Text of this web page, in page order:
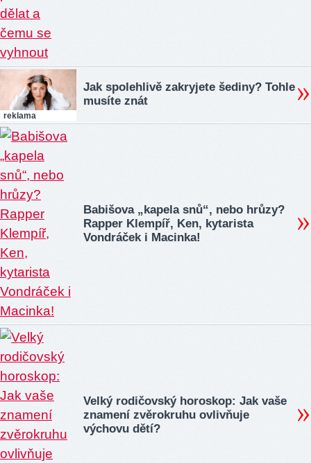
reklama
Jak spolehlivě zakryjete šediny? Tohle
musíte znát
Babišova „kapela snů“, nebo hrůzy?
Rapper Klempíř, Ken, kytarista
Vondráček i Macinka!
Velký rodičovský horoskop: Jak vaše
znamení zvěrokruhu ovlivňuje
výchovu dětí?